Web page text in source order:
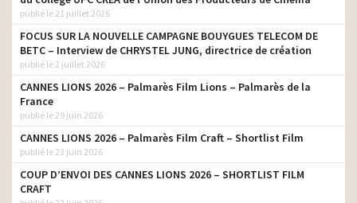
publié le 21 juillet 2026
FOCUS SUR LA NOUVELLE CAMPAGNE BOUYGUES TELECOM DE
BETC – Interview de CHRYSTEL JUNG, directrice de création
publié le 2 juillet 2026
CANNES LIONS 2026 – Palmarès Film Lions – Palmarès de la
France
publié le 29 juin 2026
CANNES LIONS 2026 – Palmarès Film Craft – Shortlist Film
publié le 23 juin 2026
COUP D’ENVOI DES CANNES LIONS 2026 – SHORTLIST FILM
CRAFT